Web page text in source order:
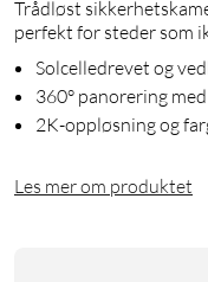
Trådløst
perfekt for steder som
Solcelledrevet og
360° panorering
2K-oppløsning og
Les mer om produktet